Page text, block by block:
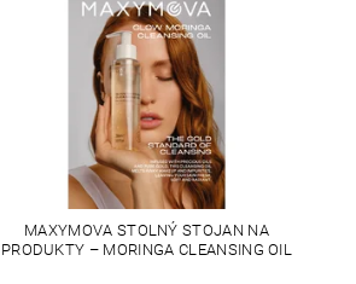
MAXYMOVA STOLNÝ STOJAN NA
PRODUKTY – MORINGA CLEANSING OIL